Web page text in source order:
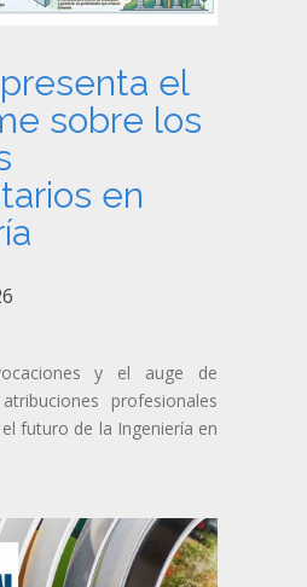
el
sobre los
en
y el auge de
profesionales
futuro de la Ingeniería en